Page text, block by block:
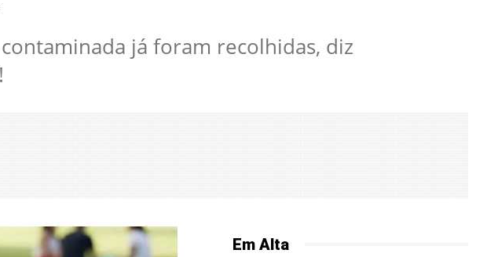
já foram recolhidas, diz
Em Alta